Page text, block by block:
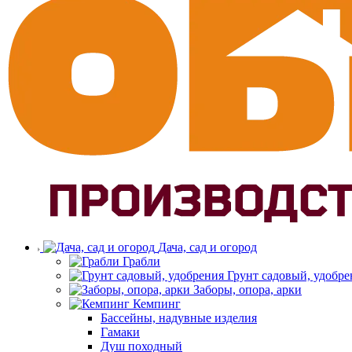
Дача, сад и огород
Грабли
Грунт садовый,
Заборы, опора, арки
Кемпинг
Бассейны, надувные изделия
Гамаки
Душ походный